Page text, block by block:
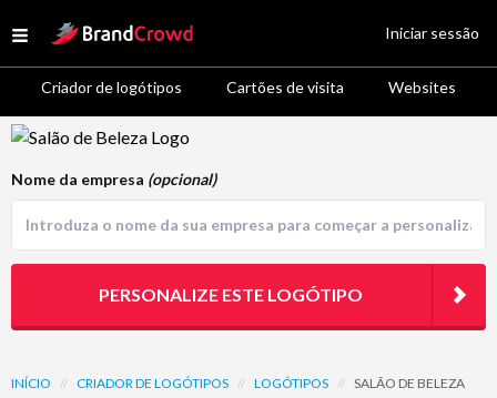
Open menu
Site Logo
Criador de logótipos Cartões de visita Websites
Iniciar sessão
Logo Template Preview
INÍCIO // CRIADOR DE LOGÓTIPOS // LOGÓTIPOS // SALÃO DE BELEZA
Nome da empresa (opcional)
PERSONALIZE ESTE LOGÓTIPO